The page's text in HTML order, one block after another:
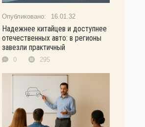
16.01.32
Надежнее китайцев и доступнее
отечественных авто: в регионы
завезли практичный
0 295